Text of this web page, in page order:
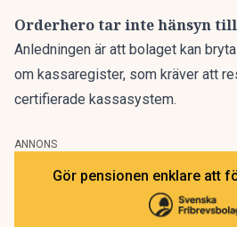
Orderhero tar inte hänsyn
Anledningen är att bolaget kan
om kassaregister, som kräver att
certifierade kassasystem.
ANNONS
Gör pensionen enklare att